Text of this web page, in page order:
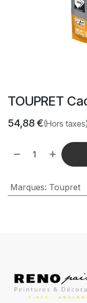
TOUPRET
54,88€(Hors taxes)
Marques: Toupret